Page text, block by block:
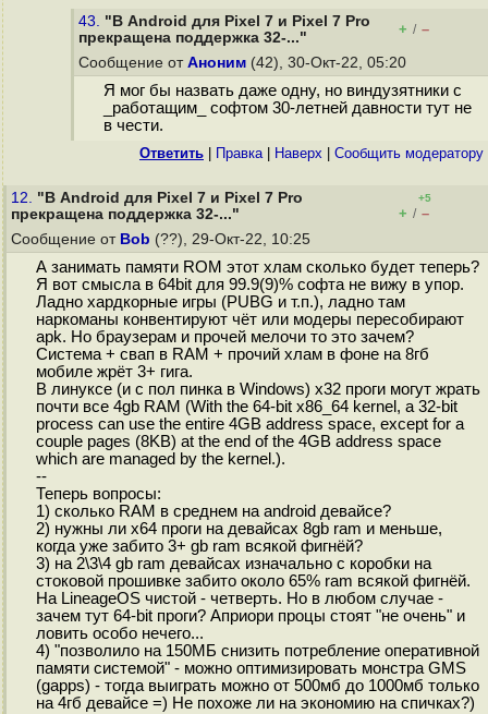
43. "В Android для Pixel 7 и Pixel 7 Pro
прекращена поддержка 32-..."
+ / –
Сообщение от Аноним (42), 30-Окт-22, 05:20
Я мог бы назвать даже одну, но виндузятники с
_работащим_ софтом 30-летней давности тут не
в чести.
Ответить Правка| Наверх Cообщить модератору
12. "В Android для Pixel 7 и Pixel 7 Pro
прекращена поддержка 32-..."
+5
+ / –
Сообщение от Bob (??), 29-Окт-22, 10:25
А занимать памяти ROM этот хлам сколько будет теперь?
Я вот смысла в 64bit для 99.9(9)% софта не вижу в упор.
Ладно хардкорные игры (PUBG и т.п.), ладно там
наркоманы конвентируют чёт или модеры пересобирают
apk. Но браузерам и прочей мелочи то это зачем?
Система + свап в RAM + прочий хлам в фоне на 8гб
мобиле жрёт 3+ гига.
В линуксе (и с пол пинка в Windows) x32 проги могут жрать
почти все 4gb RAM (With the 64-bit x86_64 kernel, a 32-bit
process can use the entire 4GB address space, except for a
couple pages (8KB) at the end of the 4GB address space
which are managed by the kernel.).
--
Теперь вопросы:
1) сколько RAM в среднем на android девайсе?
2) нужны ли х64 проги на девайсах 8gb ram и меньше,
когда уже забито 3+ gb ram всякой фигнёй?
3) на 2\3\4 gb ram девайсах изначально с коробки на
стоковой прошивке забито около 65% ram всякой фигнёй.
На LineageOS чистой - четверть. Но в любом случае -
зачем тут 64-bit проги? Априори процы стоят "не очень" и
ловить особо нечего...
4) "позволило на 150МБ снизить потребление оперативной
памяти системой" - можно оптимизировать монстра GMS
(gapps) - тогда выиграть можно от 500мб до 1000мб только
на 4гб девайсе =) Не похоже ли на экономию на спичках?)